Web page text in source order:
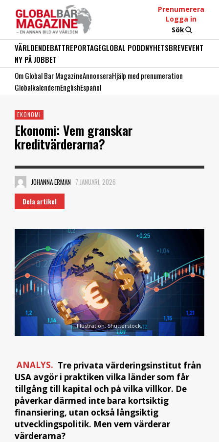
Prenumerera
Logga in
Sök
VÄRLDENDEBATTREPORTAGEGLOBAL PODDNYHETSBREVEVENT
NY PÅ JOBBET
Om Global Bar MagazineAnnonseraHjälp med prenumeration
GlobalkalendernEnglishEspañol
EKONOMI
Ekonomi: Vem granskar
kreditvärderarna?
JOHANNA ERMAN 7 JANUARI, 2026
Dela artikel
Illustration: Shutterstock.
ANALYS. Tre privata värderingsinstitut från
USA avgör i praktiken vilka länder som får
tillgång till kapital och på vilka villkor. De
påverkar därmed inte bara kortsiktig
finansiering, utan också långsiktig
utvecklingspolitik. Men vem värderar
värderarna?